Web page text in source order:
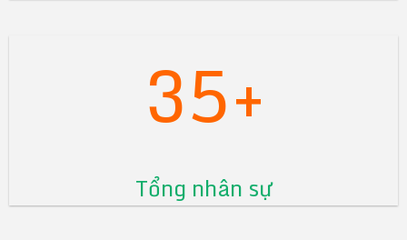
35+
Tổng nhân sự